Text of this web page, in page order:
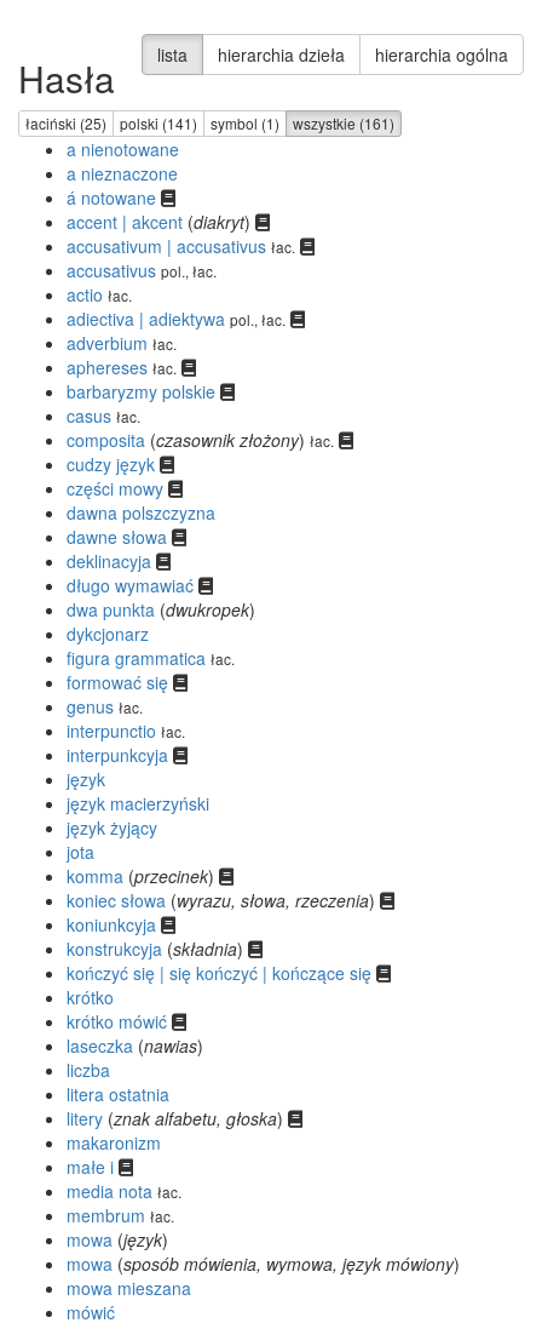
lista hierarchia dzieła hierarchia ogólna
Hasła
łaciński (25) polski (141) symbol (1) wszystkie (161)
a nienotowane
a nieznaczone
á notowane
accent | akcent (diakryt)
accusativum | accusativus łac.
accusativus pol., łac.
actio łac.
adiectiva | adiektywa pol., łac.
adverbium łac.
aphereses łac.
barbaryzmy polskie
casus łac.
composita (czasownik złożony) łac.
cudzy język
części mowy
dawna polszczyzna
dawne słowa
deklinacyja
długo wymawiać
dwa punkta (dwukropek)
dykcjonarz
figura grammatica łac.
formować się
genus łac.
interpunctio łac.
interpunkcyja
język
język macierzyński
język żyjący
jota
komma (przecinek)
koniec słowa (wyrazu, słowa, rzeczenia)
koniunkcyja
konstrukcyja (składnia)
kończyć się | się kończyć | kończące się
krótko
krótko mówić
laseczka (nawias)
liczba
litera ostatnia
litery (znak alfabetu, głoska)
makaronizm
małe i
media nota łac.
membrum łac.
mowa (język)
mowa (sposób mówienia, wymowa, język mówiony)
mowa mieszana
mówić